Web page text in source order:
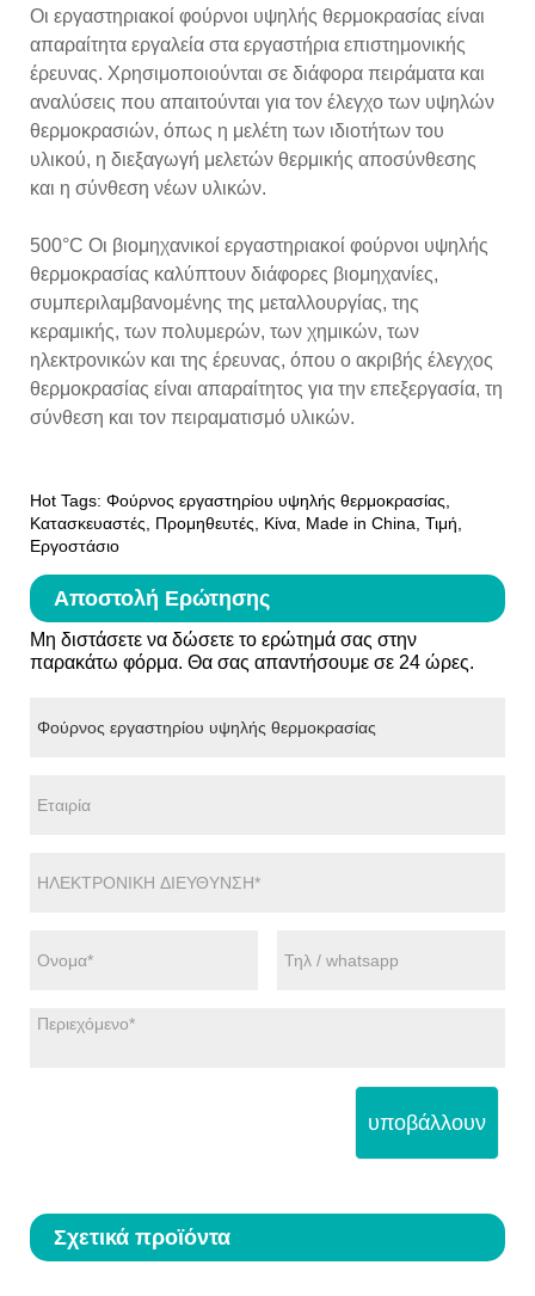
Οι εργαστηριακοί φούρνοι υψηλής θερμοκρασίας είναι
απαραίτητα εργαλεία στα εργαστήρια επιστημονικής
έρευνας. Χρησιμοποιούνται σε διάφορα πειράματα και
αναλύσεις που απαιτούνται για τον έλεγχο των υψηλών
θερμοκρασιών, όπως η μελέτη των ιδιοτήτων του
υλικού, η διεξαγωγή μελετών θερμικής αποσύνθεσης
και η σύνθεση νέων υλικών.
500°C Οι βιομηχανικοί εργαστηριακοί φούρνοι υψηλής
θερμοκρασίας καλύπτουν διάφορες βιομηχανίες,
συμπεριλαμβανομένης της μεταλλουργίας, της
κεραμικής, των πολυμερών, των χημικών, των
ηλεκτρονικών και της έρευνας, όπου ο ακριβής έλεγχος
θερμοκρασίας είναι απαραίτητος για την επεξεργασία, τη
σύνθεση και τον πειραματισμό υλικών.
Hot Tags: Φούρνος εργαστηρίου υψηλής θερμοκρασίας,
Κατασκευαστές, Προμηθευτές, Κίνα, Made in China, Τιμή,
Εργοστάσιο
Αποστολή Ερώτησης
Μη διστάσετε να δώσετε το ερώτημά σας στην
παρακάτω φόρμα. Θα σας απαντήσουμε σε 24 ώρες.
υποβάλλουν
Σχετικά προϊόντα